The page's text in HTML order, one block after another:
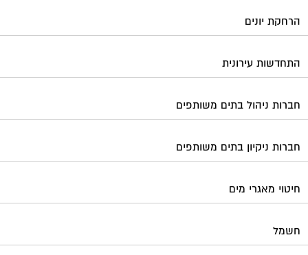
הרחקת יונים
התחדשות עירונית
חברות ניהול בתים משותפים
חברות ניקיון בתים משותפים
חיטוי מאגרי מים
חשמל